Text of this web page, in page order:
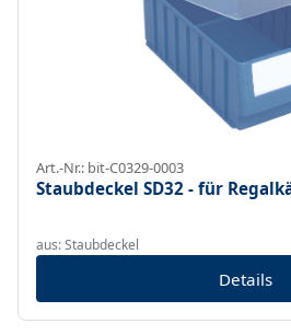
Art.-Nr.: bit-C0329-0003
Staubdeckel SD32 - für
aus: Staubdeckel
Details